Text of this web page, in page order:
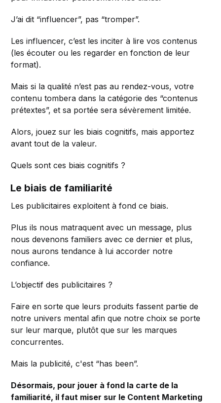
J’ai dit “influencer”, pas “tromper”.
Les influencer, c’est les inciter à lire vos contenus
(les écouter ou les regarder en fonction de leur
format).
Mais si la qualité n’est pas au rendez-vous, votre
contenu tombera dans la catégorie des “contenus
prétextes”, et sa portée sera sévèrement limitée.
Alors, jouez sur les biais cognitifs, mais apportez
avant tout de la valeur.
Quels sont ces biais cognitifs ?
Le biais de familiarité
Les publicitaires exploitent à fond ce biais.
Plus ils nous matraquent avec un message, plus
nous devenons familiers avec ce dernier et plus,
nous aurons tendance à lui accorder notre
confiance.
L’objectif des publicitaires ?
Faire en sorte que leurs produits fassent partie de
notre univers mental afin que notre choix se porte
sur leur marque, plutôt que sur les marques
concurrentes.
Mais la publicité, c'est “has been”.
Désormais, pour jouer à fond la carte de la
familiarité, il faut miser sur le Content Marketing